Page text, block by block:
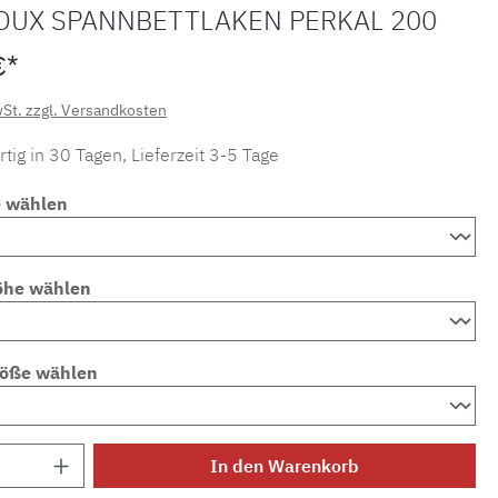
SPANNBETTLAKEN PERKAL 200
zzgl. Versandkosten
in 30 Tagen, Lieferzeit 3-5 Tage
wählen
wählen
wählen
Anzahl: Gib den gewünschten Wert ein
In den Warenkorb